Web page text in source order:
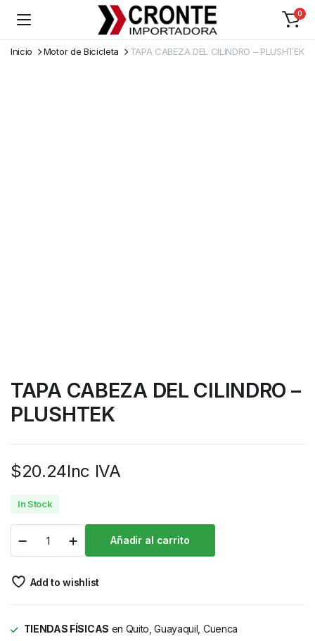
0
Inicio Motor de Bicicleta TAPA CABEZA DEL CILINDRO – PLUSHTEK
TAPA CABEZA DEL CILINDRO –
PLUSHTEK
$20.24Inc IVA
In Stock
Añadir al carrito
Add to wishlist
TIENDAS FÍSICAS en Quito, Guayaquil, Cuenca